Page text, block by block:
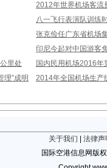
2012年世界机场客流
八一飞行表演队训练
张克俭任广东省机场
印尼今起对中国游客
里处
国内民用机场2016年
”成明
2014年全国机场生产
关于我们
法律声
国际空港信息网版